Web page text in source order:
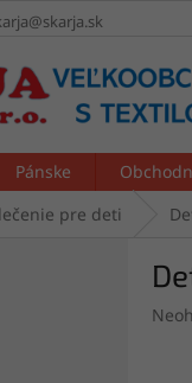
Pánske
pre deti